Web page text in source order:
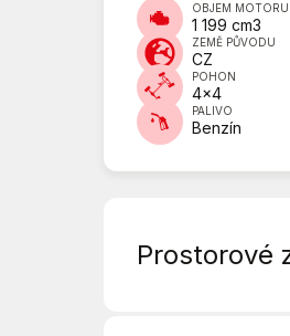
OBJEM MOTORU
1 199 cm3
ZEMĚ PŮVODU
CZ
POHON
4x4
PALIVO
Benzín
Prostorové